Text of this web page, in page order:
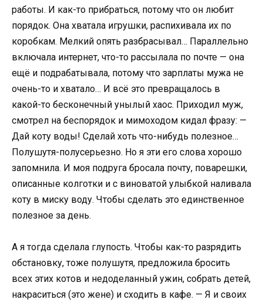
работы. И как-то прибраться, потому что он любит
порядок. Она хватала игрушки, распихивала их по
коробкам. Мелкий опять разбрасывал… Параллельно
включала интернет, что-то рассылала по почте — она
ещё и подрабатывала, потому что зарплаты мужа не
очень-то и хватало… И всё это превращалось в
какой-то бесконечный унылый хаос. Приходил муж,
смотрел на беспорядок и мимоходом кидал фразу: —
Дай коту воды! Сделай хоть что-нибудь полезное…
Полушутя-полусерьезно. Но я эти его слова хорошо
запомнила. И моя подруга бросала почту, поварешки,
описанные колготки и с виноватой улыбкой наливала
коту в миску воду. Чтобы сделать это единственное
полезное за день.
А я тогда сделала глупость. Чтобы как-то разрядить
обстановку, тоже полушутя, предложила бросить
всех этих котов и недоделанный ужин, собрать детей,
накраситься (это жене) и сходить в кафе. — Я и своих